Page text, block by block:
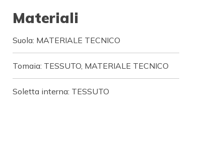
Materiali
Suola: MATERIALE TECNICO
Tomaia: TESSUTO, MATERIALE TECNICO
Soletta interna: TESSUTO